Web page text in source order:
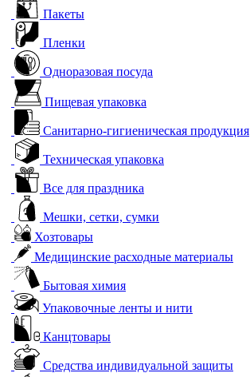
Пакеты
Пленки
Одноразовая посуда
Пищевая упаковка
Санитарно-гигиеническая продукция
Техническая упаковка
Все для праздника
Мешки, сетки, сумки
Хозтовары
Медицинские расходные материалы
Бытовая химия
Упаковочные ленты и нити
Канцтовары
Средства индивидуальной защиты